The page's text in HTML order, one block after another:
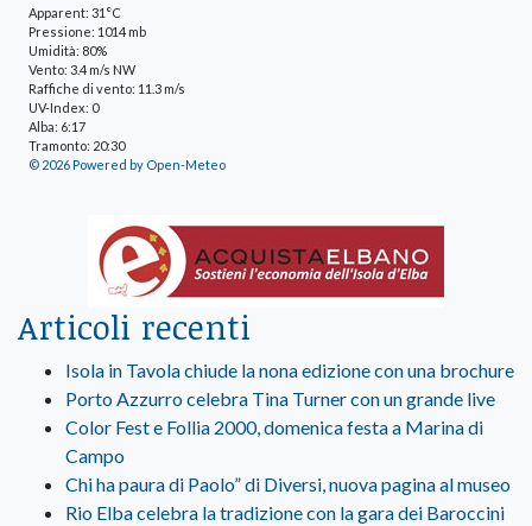
Apparent: 31°C
Pressione: 1014 mb
Umidità: 80%
Vento: 3.4 m/s NW
Raffiche di vento: 11.3 m/s
UV-Index: 0
Alba: 6:17
Tramonto: 20:30
© 2026 Powered by Open-Meteo
Articoli recenti
Isola in Tavola chiude la nona edizione con una brochure
Porto Azzurro celebra Tina Turner con un grande live
Color Fest e Follia 2000, domenica festa a Marina di
Campo
Chi ha paura di Paolo” di Diversi, nuova pagina al museo
Rio Elba celebra la tradizione con la gara dei Baroccini